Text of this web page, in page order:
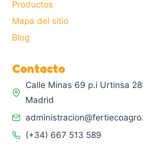
Productos
Mapa del sitio
Blog
Contacto
Calle Minas 69 p.i Urtinsa
Madrid
(+34) 667 513 589